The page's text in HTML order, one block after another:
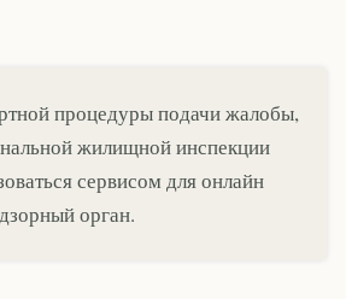
процедуры подачи жалобы,
жилищной инспекции
сервисом для онлайн
орган.